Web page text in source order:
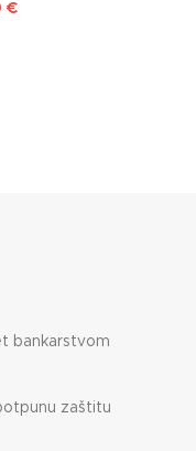
€
bankarstvom
zaštitu